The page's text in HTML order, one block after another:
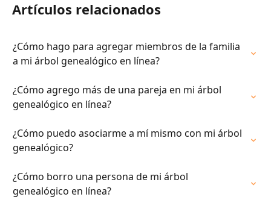
Artículos relacionados
¿Cómo hago para agregar miembros de la familia
a mi árbol genealógico en línea?
¿Cómo agrego más de una pareja en mi árbol
genealógico en línea?
¿Cómo puedo asociarme a mí mismo con mi árbol
genealógico?
¿Cómo borro una persona de mi árbol
genealógico en línea?